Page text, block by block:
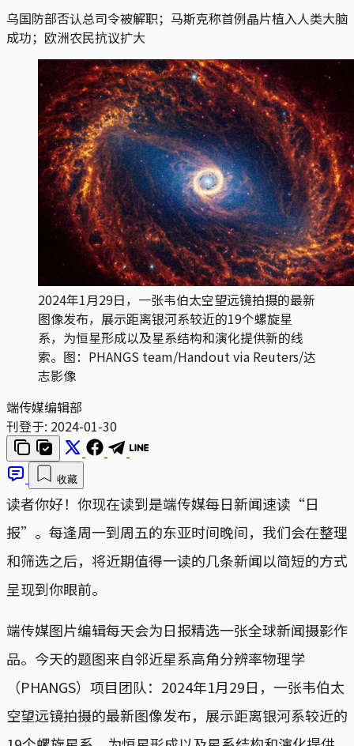
乌国防部否认总司令被解职；马斯克称首例晶片植入人类大脑
成功；欧洲农民抗议扩大
2024年1月29日，一张韦伯太空望远镜拍摄的最新
图像发布，展示距离银河系较近的19个螺旋星
系，为恒星形成以及星系结构和演化提供新的线
索。图：PHANGS team/Handout via Reuters/达
志影像
端传媒编辑部
刊登于: 2024-01-30
收藏
读者你好！你现在读到是端传媒每日新闻速读“日
报”。每逢周一到周五的东亚时间晚间，我们会在整理
和筛选之后，将近期值得一读的几条新闻以简短的方式
呈现到你眼前。
端传媒图片编辑每天会为日报精选一张全球新闻摄影作
品。今天的题图来自邻近星系高角分辨率物理学
（PHANGS）项目团队：2024年1月29日，一张韦伯太
空望远镜拍摄的最新图像发布，展示距离银河系较近的